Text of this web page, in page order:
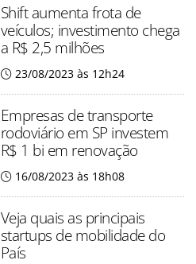
Shift aumenta frota de
veículos; investimento chega
a R$ 2,5 milhões
23/08/2023 às 12h24
Empresas de transporte
rodoviário em SP investem
R$ 1 bi em renovação
16/08/2023 às 18h08
Veja quais as principais
startups de mobilidade do
País